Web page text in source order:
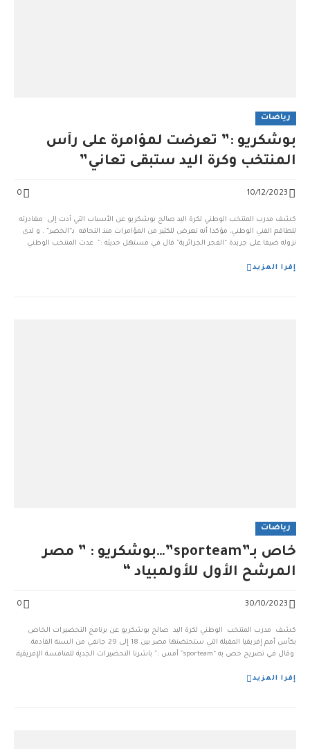
رياضات
بوشكريو :” تعرضت لمؤامرة على رأس
المنتخب وكرة اليد ستبقى تعاني”
10/12/2023
0
كشف مدرب المنتخب الوطني لكرة اليد صالح بوشكريو عن الأسباب التي أدت إلى مغادرته
للطاقم الفني الوطني، مؤكدا أنه تعرض للكثير من المؤامرات منذ التحاقه بـ”الخضر” . و لدى
نزوله ضيفا على جريدة “الفجر الجزائرية” قال في مستهل حديثه :” عدت المنتخب الوطني
إقرا المزيد
رياضات
خاص بـ”sporteam”…بوشكريو : ” مصر
المرشح الأول للأولمبياد “
30/10/2023
0
كشف مدرب المنتخب الوطني لكرة اليد صالح بوشكريو عن برنامج التحضيرات الخاص
بكأس أمم إفريقيا المقبلة التي ستحتضنها مصر بين 18 إلى 29 جانفي من السنة القادمة.
وقال في تصريح خص به “sporteam” أمس :” باشرنا التحضيرات الجدية للمنافسة الإفريقية،
إقرا المزيد